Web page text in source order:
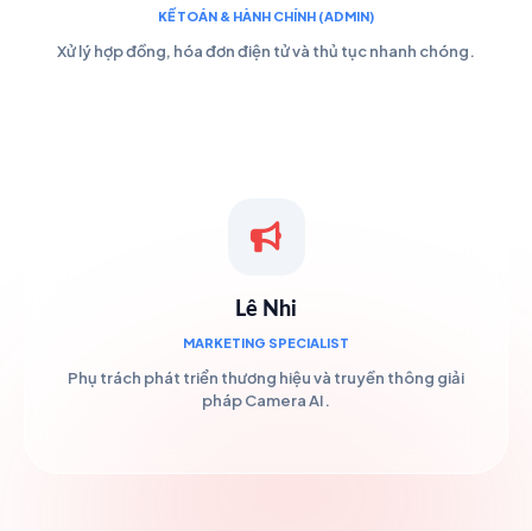
KẾ TOÁN & HÀNH CHÍNH (ADMIN)
Xử lý hợp đồng, hóa đơn điện tử và thủ tục nhanh chóng.
Lê Nhi
MARKETING SPECIALIST
Phụ trách phát triển thương hiệu và truyền thông giải
pháp Camera AI.